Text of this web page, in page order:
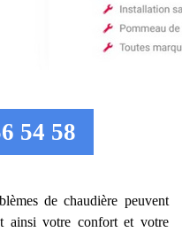
54 58
de chaudière peuvent
ainsi votre confort et votre